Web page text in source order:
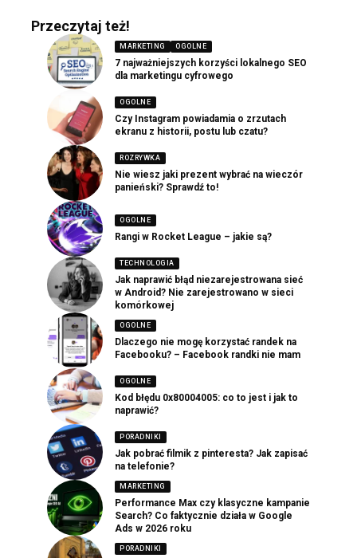
Przeczytaj też!
MARKETING OGOLNE
7 najważniejszych korzyści lokalnego SEO
dla marketingu cyfrowego
OGOLNE
Czy Instagram powiadamia o zrzutach
ekranu z historii, postu lub czatu?
ROZRYWKA
Nie wiesz jaki prezent wybrać na wieczór
panieński? Sprawdź to!
OGOLNE
Rangi w Rocket League – jakie są?
TECHNOLOGIA
Jak naprawić błąd niezarejestrowana sieć
w Android? Nie zarejestrowano w sieci
komórkowej
OGOLNE
Dlaczego nie mogę korzystać randek na
Facebooku? – Facebook randki nie mam
OGOLNE
Kod błędu 0x80004005: co to jest i jak to
naprawić?
PORADNIKI
Jak pobrać filmik z pinteresta? Jak zapisać
na telefonie?
MARKETING
Performance Max czy klasyczne kampanie
Search? Co faktycznie działa w Google
Ads w 2026 roku
PORADNIKI